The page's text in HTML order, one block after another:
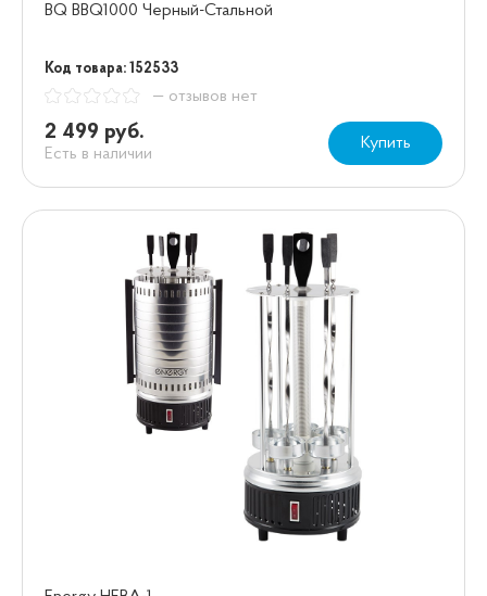
BQ BBQ1000 Черный-Стальной
Код товара: 152533
— отзывов нет
2 499 руб.
Есть в наличии
Купить